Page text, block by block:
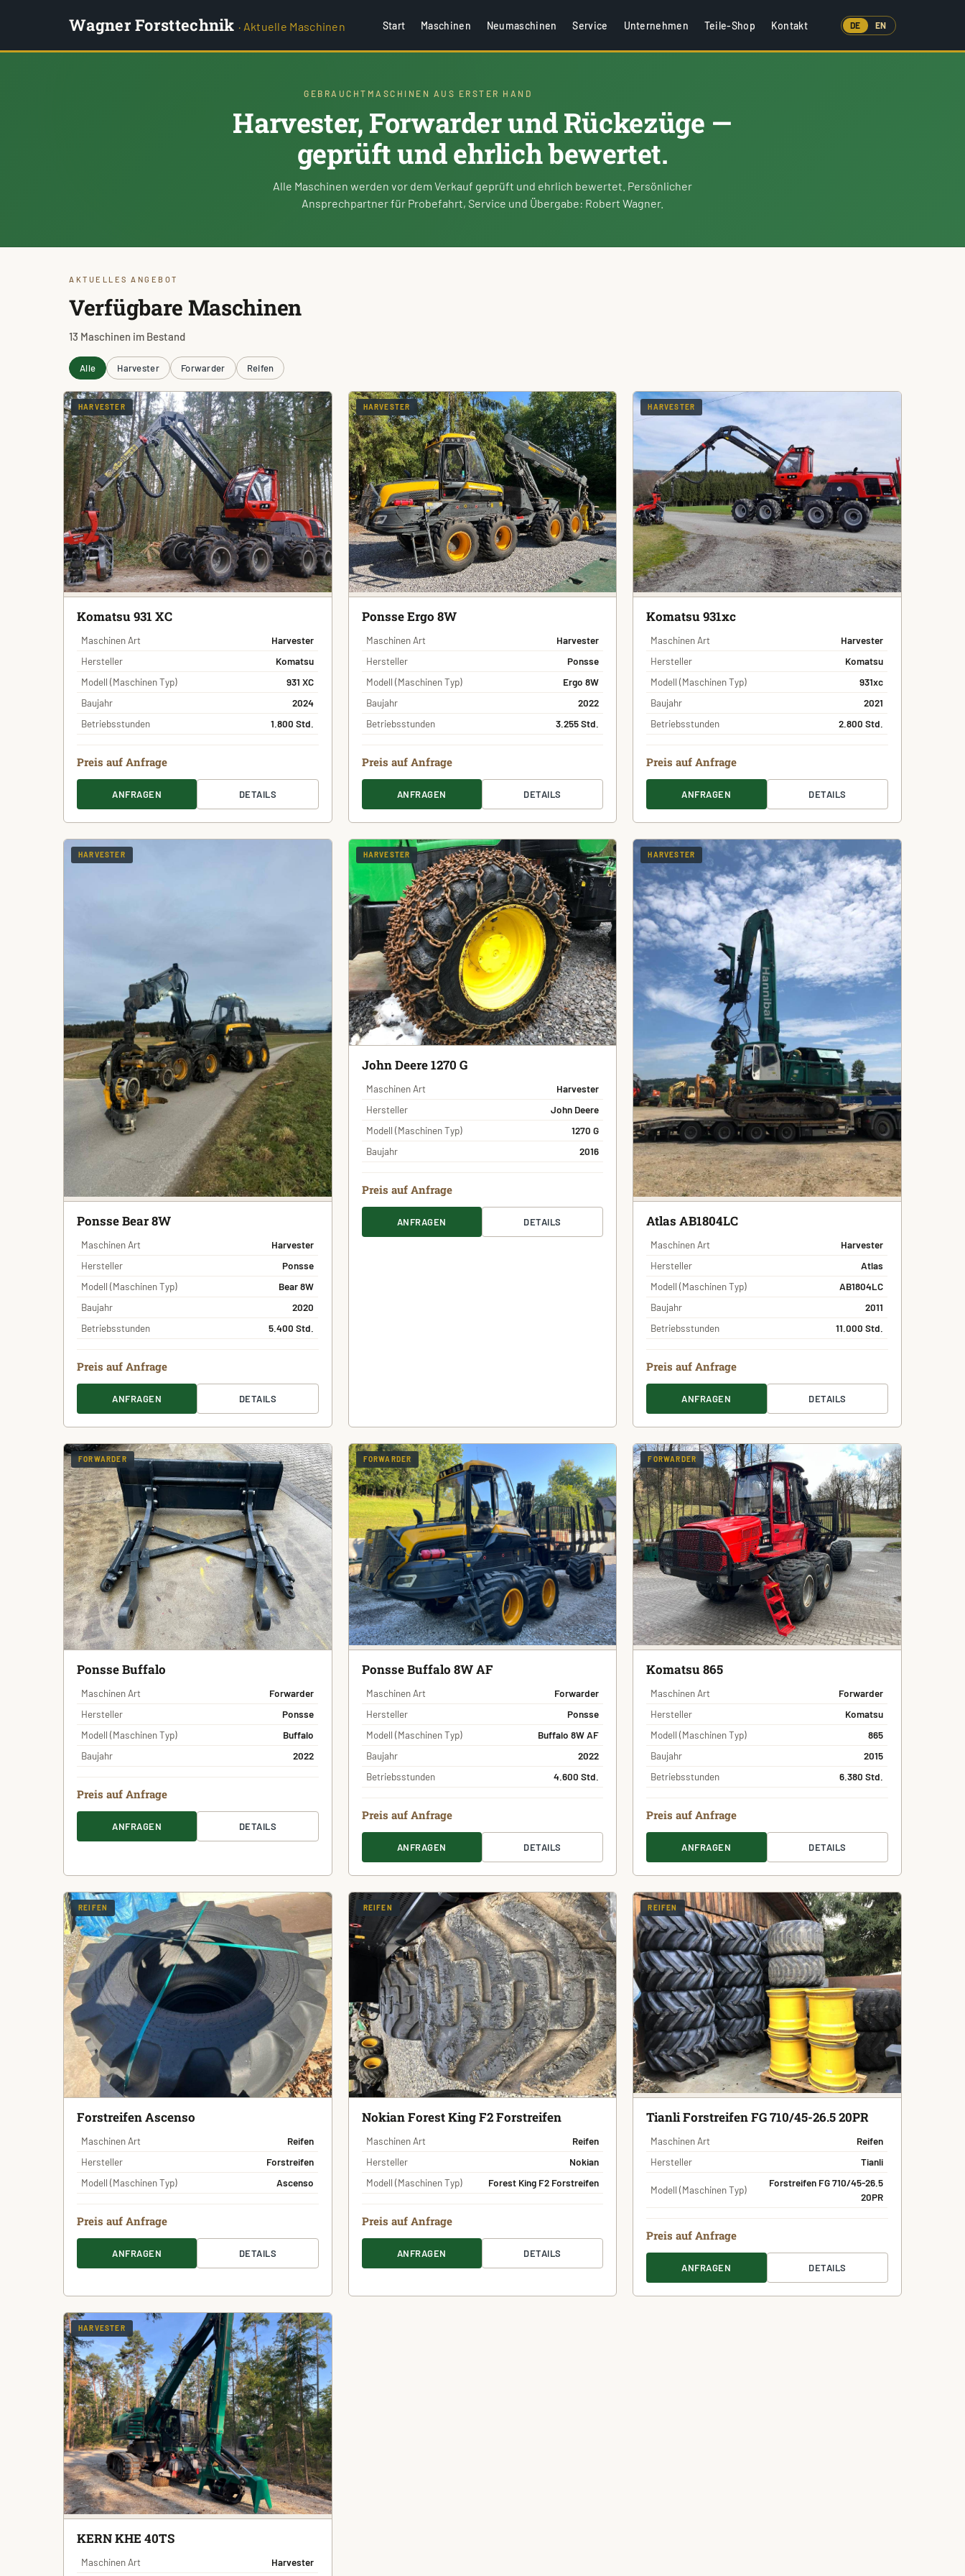
Wagner Forsttechnik · Aktuelle Maschinen Start Maschinen Neumaschinen Service Unternehmen Teile-Shop Kontakt DE EN
GEBRAUCHTMASCHINEN AUS ERSTER HAND
Harvester, Forwarder und Rückezüge —
geprüft und ehrlich bewertet.
Alle Maschinen werden vor dem Verkauf geprüft und ehrlich bewertet. Persönlicher
Ansprechpartner für Probefahrt, Service und Übergabe: Robert Wagner.
AKTUELLES ANGEBOT
Verfügbare Maschinen
13 Maschinen im Bestand
Alle Harvester Forwarder Reifen
HARVESTER
Komatsu 931 XC
Maschinen Art
Harvester
Hersteller
Komatsu
Modell (Maschinen Typ)
931 XC
Baujahr
2024
Betriebsstunden
1.800 Std.
Preis auf Anfrage
ANFRAGEN DETAILS
HARVESTER
Ponsse Ergo 8W
Maschinen Art
Harvester
Hersteller
Ponsse
Modell (Maschinen Typ)
Ergo 8W
Baujahr
2022
Betriebsstunden
3.255 Std.
Preis auf Anfrage
ANFRAGEN DETAILS
HARVESTER
Komatsu 931xc
Maschinen Art
Harvester
Hersteller
Komatsu
Modell (Maschinen Typ)
931xc
Baujahr
2021
Betriebsstunden
2.800 Std.
Preis auf Anfrage
ANFRAGEN DETAILS
HARVESTER
Ponsse Bear 8W
Maschinen Art
Harvester
Hersteller
Ponsse
Modell (Maschinen Typ)
Bear 8W
Baujahr
2020
Betriebsstunden
5.400 Std.
Preis auf Anfrage
ANFRAGEN DETAILS
HARVESTER
John Deere 1270 G
Maschinen Art
Harvester
Hersteller
John Deere
Modell (Maschinen Typ)
1270 G
Baujahr
2016
Preis auf Anfrage
ANFRAGEN DETAILS
HARVESTER
Atlas AB1804LC
Maschinen Art
Harvester
Hersteller
Atlas
Modell (Maschinen Typ)
AB1804LC
Baujahr
2011
Betriebsstunden
11.000 Std.
Preis auf Anfrage
ANFRAGEN DETAILS
FORWARDER
Ponsse Buffalo
Maschinen Art
Forwarder
Hersteller
Ponsse
Modell (Maschinen Typ)
Buffalo
Baujahr
2022
Preis auf Anfrage
ANFRAGEN DETAILS
FORWARDER
Ponsse Buffalo 8W AF
Maschinen Art
Forwarder
Hersteller
Ponsse
Modell (Maschinen Typ)
Buffalo 8W AF
Baujahr
2022
Betriebsstunden
4.600 Std.
Preis auf Anfrage
ANFRAGEN DETAILS
FORWARDER
Komatsu 865
Maschinen Art
Forwarder
Hersteller
Komatsu
Modell (Maschinen Typ)
865
Baujahr
2015
Betriebsstunden
6.380 Std.
Preis auf Anfrage
ANFRAGEN DETAILS
REIFEN
Forstreifen Ascenso
Maschinen Art
Reifen
Hersteller
Forstreifen
Modell (Maschinen Typ)
Ascenso
Preis auf Anfrage
ANFRAGEN DETAILS
REIFEN
Nokian Forest King F2 Forstreifen
Maschinen Art
Reifen
Hersteller
Nokian
Modell (Maschinen Typ)
Forest King F2 Forstreifen
Preis auf Anfrage
ANFRAGEN DETAILS
REIFEN
Tianli Forstreifen FG 710/45-26.5 20PR
Maschinen Art
Reifen
Hersteller
Tianli
Modell (Maschinen Typ)
Forstreifen FG 710/45-26.5
20PR
Preis auf Anfrage
ANFRAGEN DETAILS
HARVESTER
KERN KHE 40TS
Maschinen Art Harvester